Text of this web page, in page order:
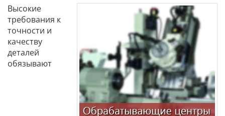
Высокие
требования к
точности и
качеству
деталей
обязывают